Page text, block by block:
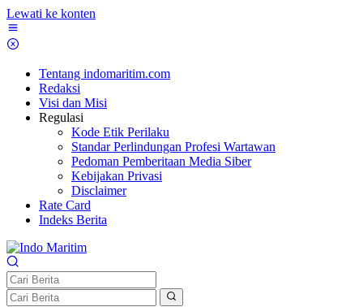
Lewati ke konten
Tentang indomaritim.com
Redaksi
Visi dan Misi
Regulasi
Kode Etik Perilaku
Standar Perlindungan Profesi Wartawan
Pedoman Pemberitaan Media Siber
Kebijakan Privasi
Disclaimer
Rate Card
Indeks Berita